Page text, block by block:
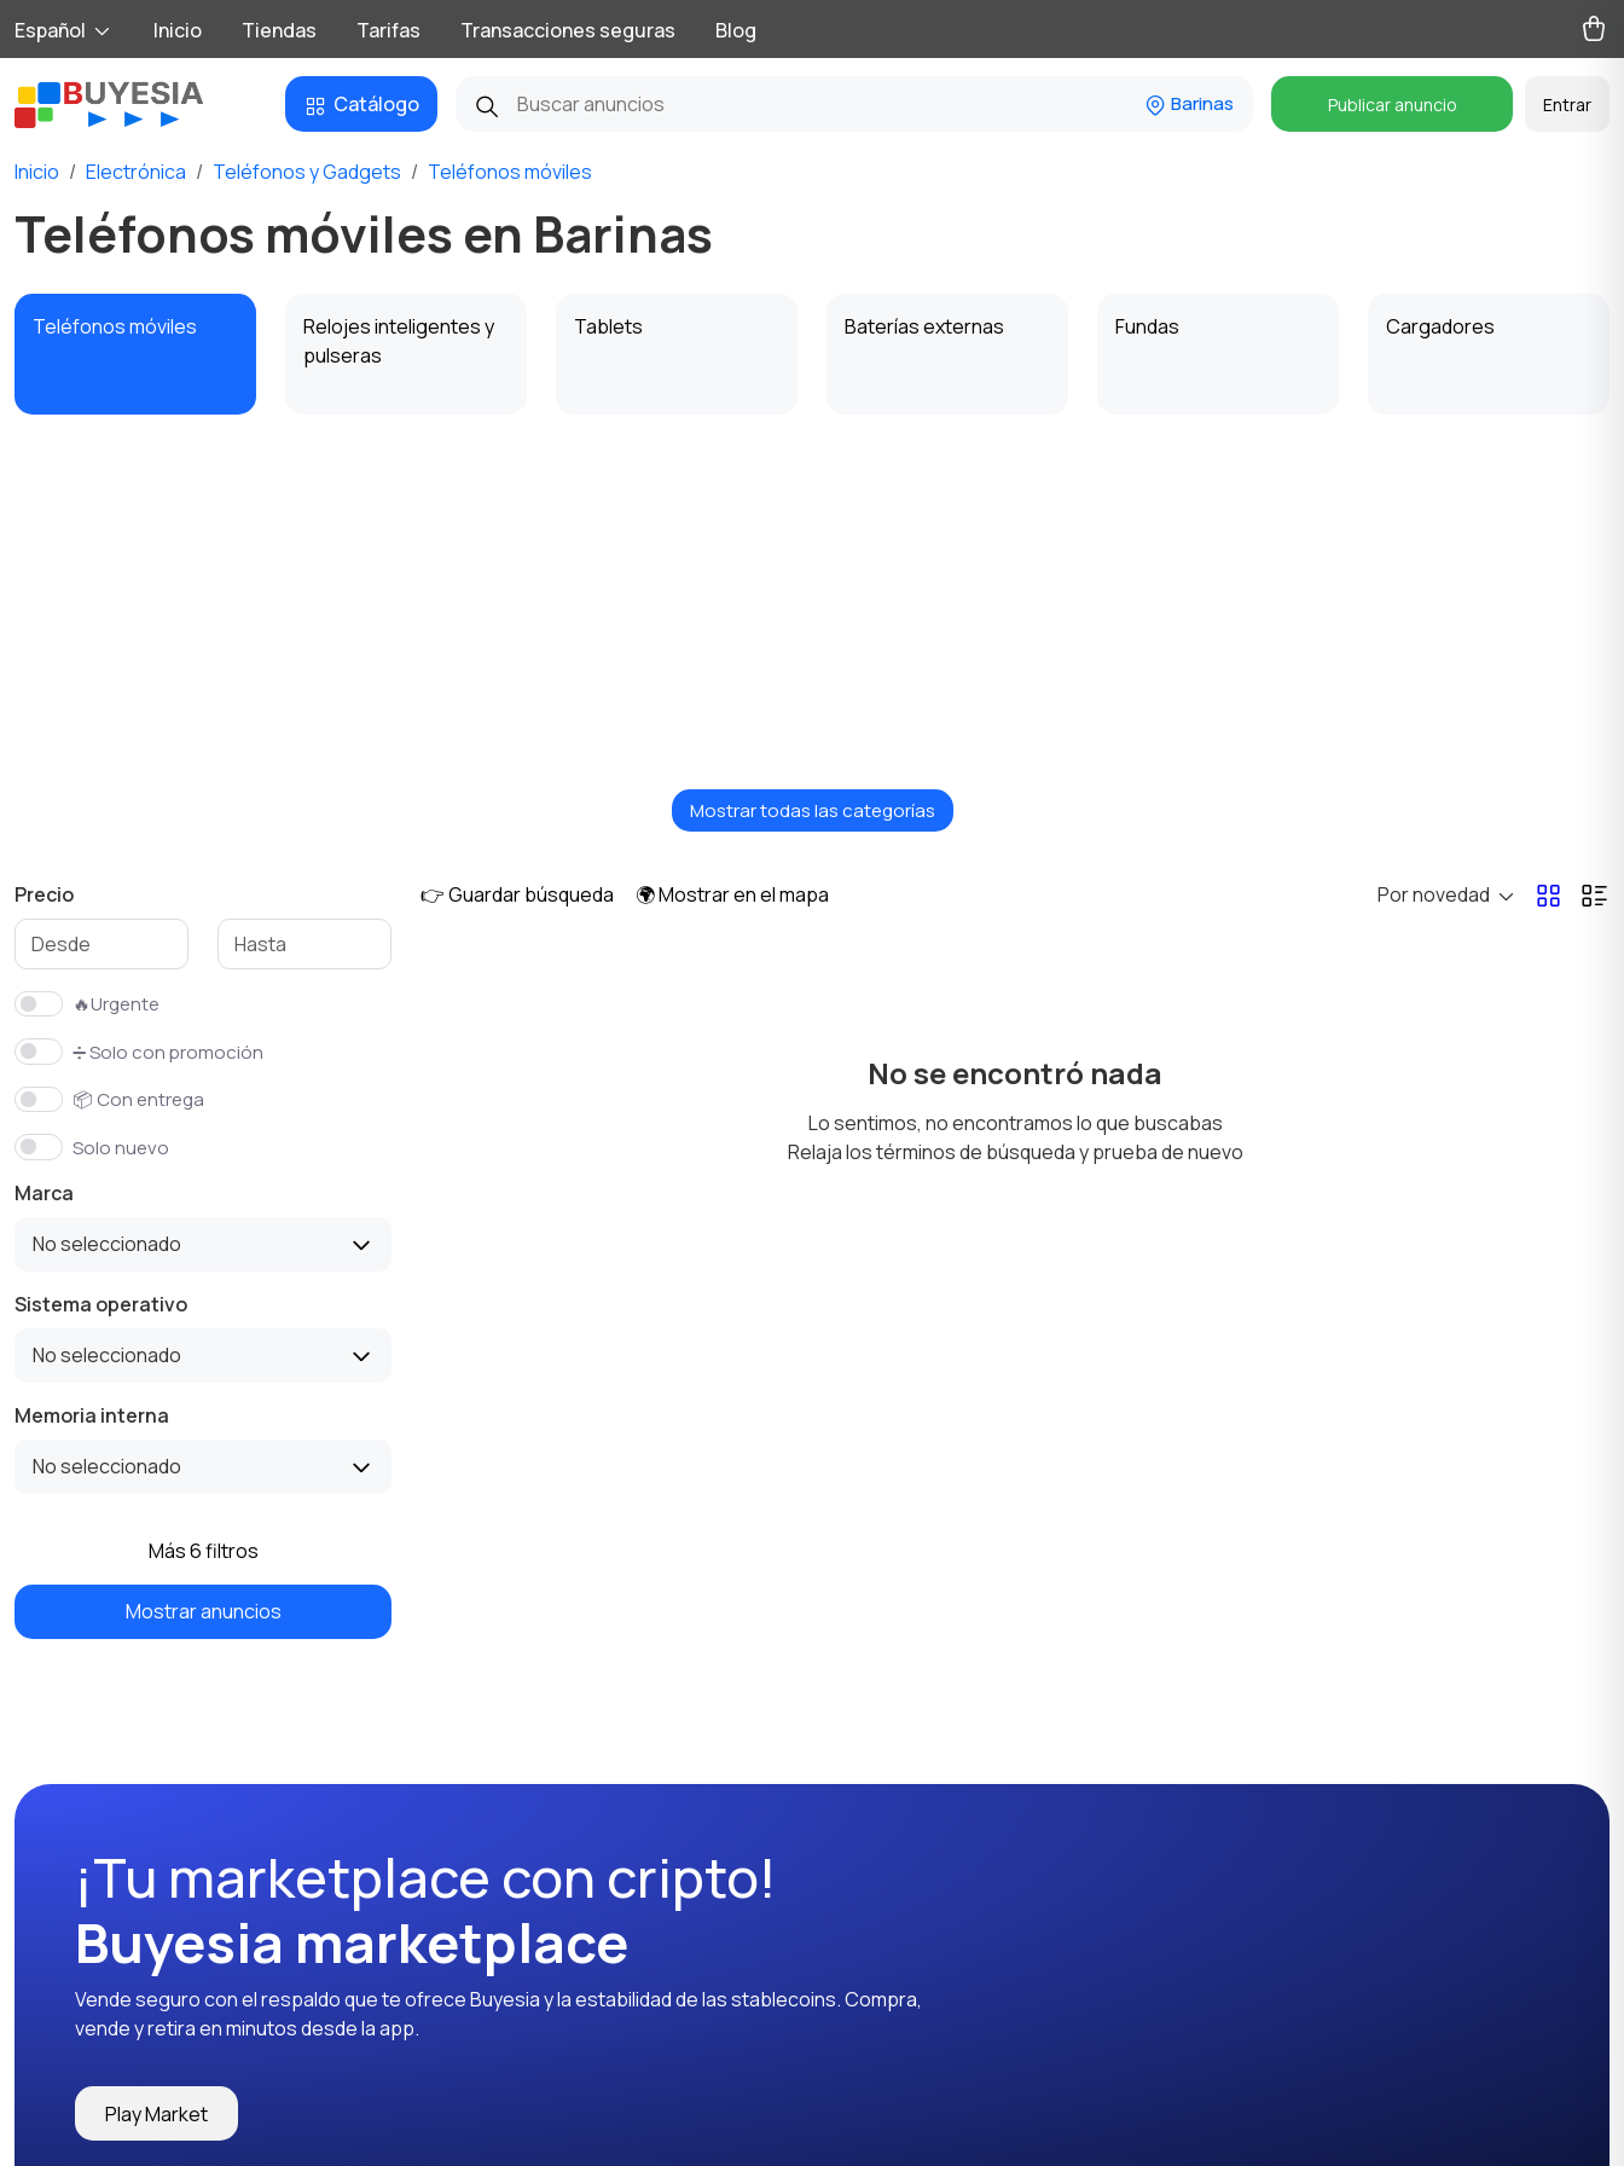
Español Inicio Tiendas Tarifas Transacciones seguras Blog
Catálogo Barinas Publicar anuncio Entrar
Inicio Electrónica Teléfonos y Gadgets Teléfonos móviles
Teléfonos móviles en Barinas
Teléfonos móviles
Relojes inteligentes y
pulseras
Tablets Baterías externas Fundas Cargadores
Mostrar todas las categorías
Precio
🔥Urgente
➗ Solo con promoción
📦 Con entrega
Solo nuevo
Marca
No seleccionado
Sistema operativo
No seleccionado
Memoria interna
No seleccionado
Más 6 filtros
Mostrar anuncios
👉 Guardar búsqueda 🌍 Mostrar en el mapa Por novedad
No se encontró nada
Lo sentimos, no encontramos lo que buscabas
Relaja los términos de búsqueda y prueba de nuevo
¡Tu marketplace con cripto!
Buyesia marketplace
Vende seguro con el respaldo que te ofrece Buyesia y la estabilidad de las stablecoins. Compra,
vende y retira en minutos desde la app.
Play Market